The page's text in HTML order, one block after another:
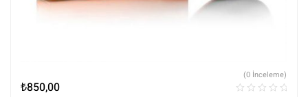
₺850,00
(0 İnceleme)